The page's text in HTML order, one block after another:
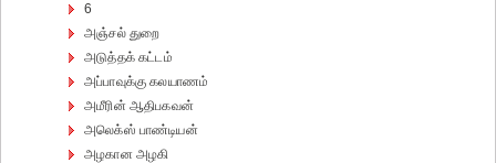
6
அஞ்சல் துறை
அடுத்தக் கட்டம்
அப்பாவுக்கு கலயாணம்
அமீரின் ஆதிபகவன்
அலெக்ஸ் பாண்டியன்
அழகான அழகி